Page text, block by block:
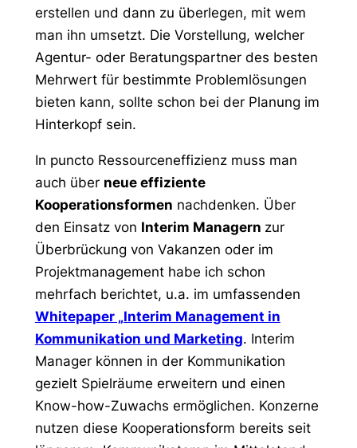
erstellen und dann zu überlegen, mit wem
man ihn umsetzt. Die Vorstellung, welcher
Agentur- oder Beratungspartner des besten
Mehrwert für bestimmte Problemlösungen
bieten kann, sollte schon bei der Planung im
Hinterkopf sein.
In puncto Ressourceneffizienz muss man
auch über neue effiziente
Kooperationsformen nachdenken. Über
den Einsatz von Interim Managern zur
Überbrückung von Vakanzen oder im
Projektmanagement habe ich schon
mehrfach berichtet, u.a. im umfassenden
Whitepaper „Interim Management in
Kommunikation und Marketing. Interim
Manager können in der Kommunikation
gezielt Spielräume erweitern und einen
Know-how-Zuwachs ermöglichen. Konzerne
nutzen diese Kooperationsform bereits seit